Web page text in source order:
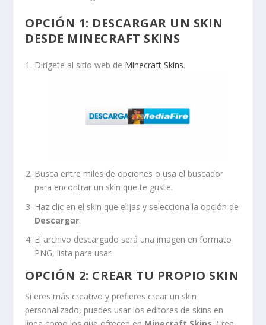
OPCIÓN 1: DESCARGAR UN SKIN
DESDE MINECRAFT SKINS
Dirígete al sitio web de Minecraft Skins.
Busca entre miles de opciones o usa el buscador
para encontrar un skin que te guste.
Haz clic en el skin que elijas y selecciona la opción de
Descargar.
El archivo descargado será una imagen en formato
PNG, lista para usar.
OPCIÓN 2: CREAR TU PROPIO SKIN
Si eres más creativo y prefieres crear un skin
personalizado, puedes usar los editores de skins en